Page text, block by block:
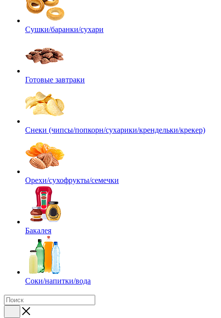
Сушки/баранки/сухари
Готовые завтраки
Снеки (чипсы/попкорн/сухарики/крендельки/крекер)
Орехи/сухофрукты/семечки
Бакалея
Соки/напитки/вода